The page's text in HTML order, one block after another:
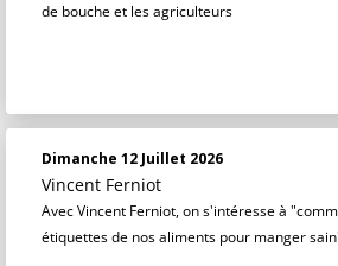
de bouche et les agriculteurs
Dimanche 12 Juillet 2026
Vincent Ferniot
Avec Vincent Ferniot, on s'intéresse à
étiquettes de nos aliments pour manger